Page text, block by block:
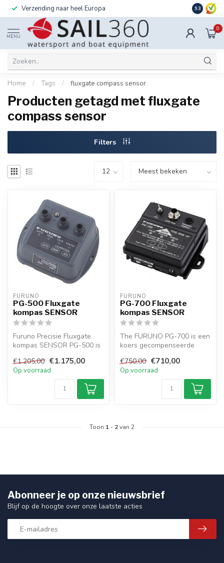
Verzending naar heel Europa Ook
9.3
MENU
0
Home / Tags / fluxgate compass sensor
Producten getagd met fluxgate
compass sensor
Filters
FURUNO
PG-500 Fluxgate
kompas SENSOR
Furuno Precisie Fluxgate
kompas SENSOR PG-500 is
onderhouds...
€1.205,00 €1.175,00
Op voorraad
FURUNO
PG-700 Fluxgate
kompas SENSOR
The FURUNO PG-700 is een
koers gecompenseerde
innovatieve elekt...
€750,00 €710,00
Op voorraad
Toon 1 - 2van 2
Abonneer je op onze nieuwsbrief
Blijf op de hoogte over onze laatste acties